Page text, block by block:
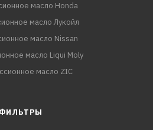
масло Honda
масло Лукойл
масло Nissan
масло Liqui Moly
масло ZIC
ФИЛЬТРЫ